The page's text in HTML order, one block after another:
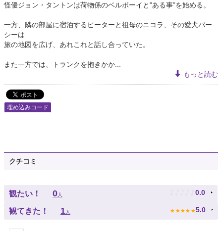
怪優ジョン・タントンは荷物係のベルボーイと”ある事”を始める。
一方、隣の部屋に宿泊するピーターと祖母のニコラ、その愛犬パー
シーは
旅の地図を広げ、あれこれと話し合っていた。
また一方では、トランクを抱きかか...
もっと読む
埋め込みコード
クチコミ
観たい！ 0人 ♪ ♪ ♪ ♪ ♪ 0.0
観てきた！ 1人 ★ ★ ★ ★ ★ 5.0